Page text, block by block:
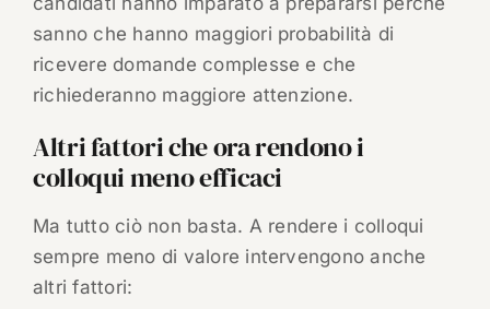
sanno che hanno maggiori probabilità di
ricevere domande complesse e che
richiederanno maggiore attenzione.
Altri fattori che ora rendono i
colloqui meno efficaci
Ma tutto ciò non basta. A rendere i colloqui
sempre meno di valore intervengono anche
altri fattori: